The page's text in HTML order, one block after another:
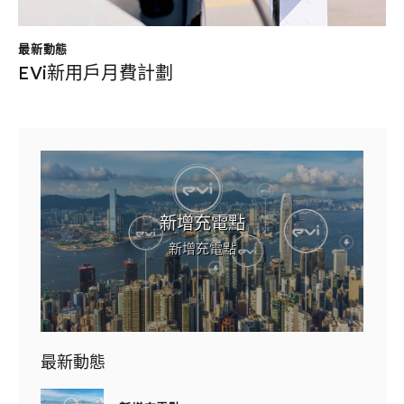
最新動態
EVi新用戶月費計劃
新增充電點
新增充電點
最新動態